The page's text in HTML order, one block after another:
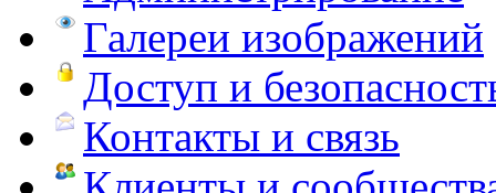
Галереи изображений
Доступ и
Контакты и связь